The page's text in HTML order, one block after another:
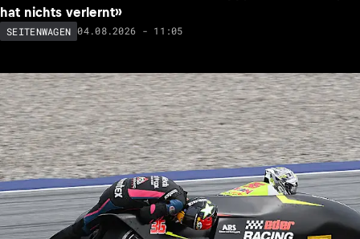
hat nichts verlernt»
SEITENWAGEN 04.08.2026 - 11:05